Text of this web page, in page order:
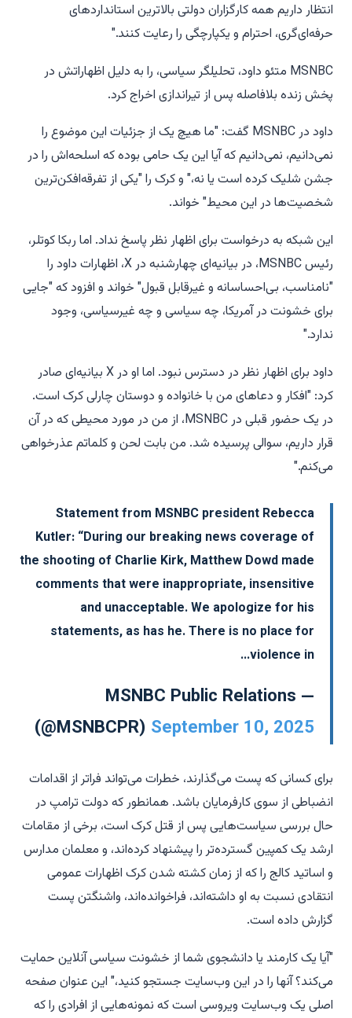
انتظار داریم همه کارگزاران دولتی بالاترین استانداردهای
حرفه‌ای‌گری، احترام و یکپارچگی را رعایت کنند."
MSNBC متئو داود، تحلیلگر سیاسی، را به دلیل اظهاراتش در
پخش زنده بلافاصله پس از تیراندازی اخراج کرد.
داود در MSNBC گفت: "ما هیچ یک از جزئیات این موضوع را
نمی‌دانیم، نمی‌دانیم که آیا این یک حامی بوده که اسلحه‌اش را در
جشن شلیک کرده است یا نه،" و کرک را "یکی از تفرقه‌افکن‌ترین
شخصیت‌ها در این محیط" خواند.
این شبکه به درخواست برای اظهار نظر پاسخ نداد. اما ربکا کوتلر،
رئیس MSNBC، در بیانیه‌ای چهارشنبه در X، اظهارات داود را
"نامناسب، بی‌احساسانه و غیرقابل قبول" خواند و افزود که "جایی
برای خشونت در آمریکا، چه سیاسی و چه غیرسیاسی، وجود
ندارد."
داود برای اظهار نظر در دسترس نبود. اما او در X بیانیه‌ای صادر
کرد: "افکار و دعاهای من با خانواده و دوستان چارلی کرک است.
در یک حضور قبلی در MSNBC، از من در مورد محیطی که در آن
قرار داریم، سوالی پرسیده شد. من بابت لحن و کلماتم عذرخواهی
می‌کنم."
Statement from MSNBC president Rebecca
Kutler: “During our breaking news coverage of
the shooting of Charlie Kirk, Matthew Dowd made
comments that were inappropriate, insensitive
and unacceptable. We apologize for his
statements, as has he. There is no place for
violence in…
— MSNBC Public Relations
(@MSNBCPR) September 10, 2025
برای کسانی که پست می‌گذارند، خطرات می‌تواند فراتر از اقدامات
انضباطی از سوی کارفرمایان باشد. همانطور که دولت ترامپ در
حال بررسی سیاست‌هایی پس از قتل کرک است، برخی از مقامات
ارشد یک کمپین گسترده‌تر را پیشنهاد کرده‌اند، و معلمان مدارس
و اساتید کالج را که از زمان کشته شدن کرک اظهارات عمومی
انتقادی نسبت به او داشته‌اند، فراخوانده‌اند، واشنگتن پست
گزارش داده است.
"آیا یک کارمند یا دانشجوی شما از خشونت سیاسی آنلاین حمایت
می‌کند؟ آنها را در این وب‌سایت جستجو کنید،" این عنوان صفحه
اصلی یک وب‌سایت ویروسی است که نمونه‌هایی از افرادی را که